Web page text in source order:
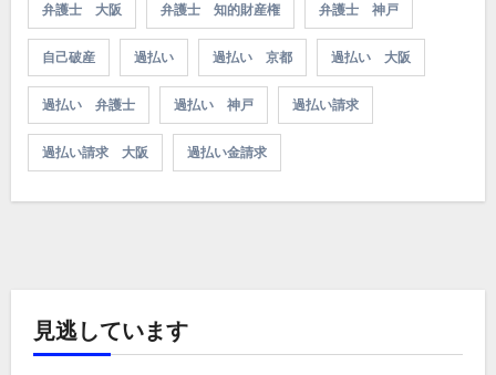
弁護士 大阪 弁護士 知的財産権 弁護士 神戸
自己破産 過払い 過払い 京都 過払い 大阪
過払い 弁護士 過払い 神戸 過払い請求
過払い請求 大阪 過払い金請求
見逃しています